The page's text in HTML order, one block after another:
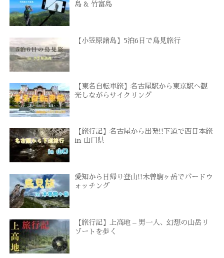
島 & 竹富島
【小笠原諸島】5泊6日で鳥見旅行
【東名自転車旅】名古屋駅から東京駅へ観
光しながらサイクリング
【旅行記】名古屋から出発!!下道で西日本旅
in 山口県
愛知から日帰り登山!!木曽駒ヶ岳でバードウ
ォッチング
【旅行記】上高地 – 男一人、幻想の山岳リ
ゾートを歩く